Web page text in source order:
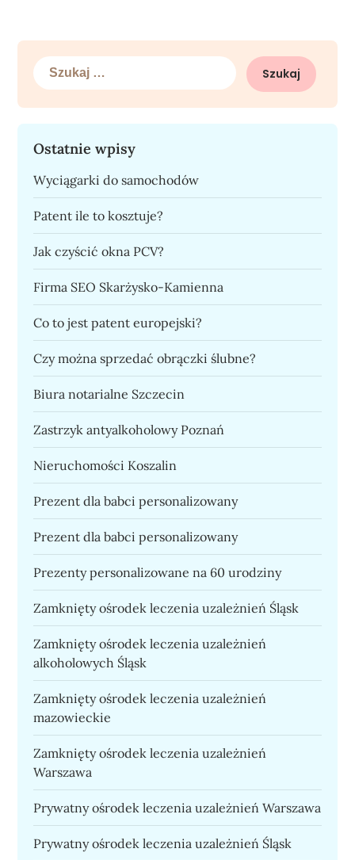
Szukaj:
Ostatnie wpisy
Wyciągarki do samochodów
Patent ile to kosztuje?
Jak czyścić okna PCV?
Firma SEO Skarżysko-Kamienna
Co to jest patent europejski?
Czy można sprzedać obrączki ślubne?
Biura notarialne Szczecin
Zastrzyk antyalkoholowy Poznań
Nieruchomości Koszalin
Prezent dla babci personalizowany
Prezent dla babci personalizowany
Prezenty personalizowane na 60 urodziny
Zamknięty ośrodek leczenia uzależnień Śląsk
Zamknięty ośrodek leczenia uzależnień
alkoholowych Śląsk
Zamknięty ośrodek leczenia uzależnień
mazowieckie
Zamknięty ośrodek leczenia uzależnień
Warszawa
Prywatny ośrodek leczenia uzależnień Warszawa
Prywatny ośrodek leczenia uzależnień Śląsk